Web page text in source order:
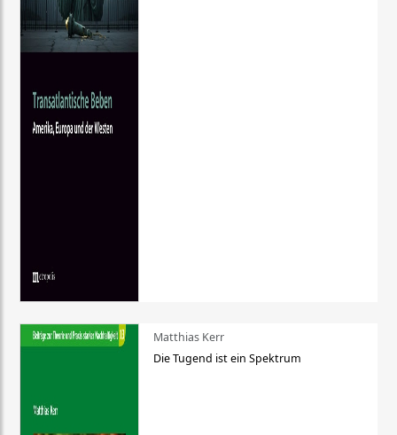
Matthias Kerr
Die Tugend ist ein Spektrum